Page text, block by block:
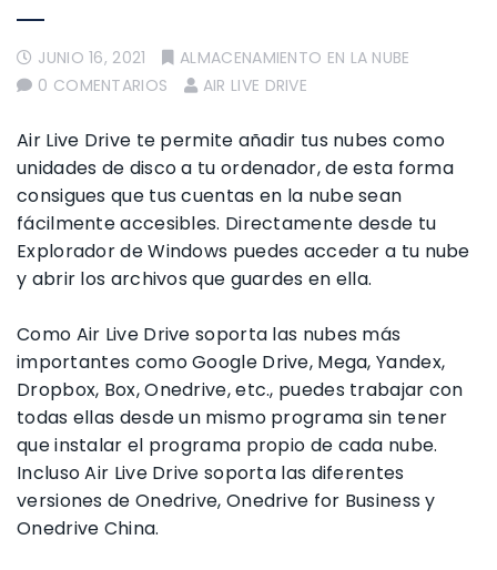
JUNIO 16, 2021
ALMACENAMIENTO EN LA NUBE
0 COMENTARIOS
AIR LIVE DRIVE
Air Live Drive te permite añadir tus nubes como
unidades de disco a tu ordenador, de esta forma
consigues que tus cuentas en la nube sean
fácilmente accesibles. Directamente desde tu
Explorador de Windows puedes acceder a tu nube
y abrir los archivos que guardes en ella.
Como Air Live Drive soporta las nubes más
importantes como Google Drive, Mega, Yandex,
Dropbox, Box, Onedrive, etc., puedes trabajar con
todas ellas desde un mismo programa sin tener
que instalar el programa propio de cada nube.
Incluso Air Live Drive soporta las diferentes
versiones de Onedrive, Onedrive for Business y
Onedrive China.